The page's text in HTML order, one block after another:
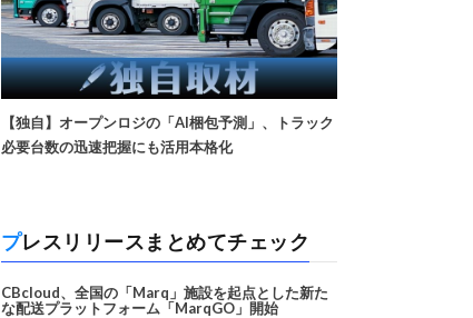
【独自】オープンロジの「AI梱包予測」、トラック
必要台数の迅速把握にも活用本格化
プレスリリースまとめてチェック
CBcloud、全国の「Marq」施設を起点とした新た
な配送プラットフォーム「MarqGO」開始